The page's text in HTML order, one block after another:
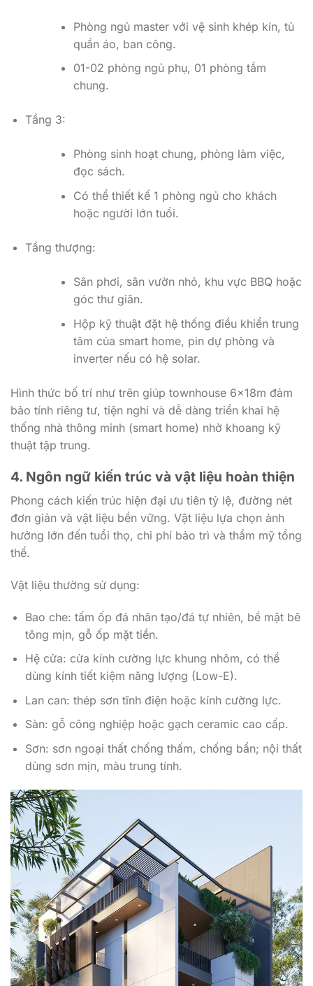
Phòng ngủ master với vệ sinh khép kín, tủ
quần áo, ban công.
01-02 phòng ngủ phụ, 01 phòng tắm
chung.
Tầng 3:
Phòng sinh hoạt chung, phòng làm việc,
đọc sách.
Có thể thiết kế 1 phòng ngủ cho khách
hoặc người lớn tuổi.
Tầng thượng:
Sân phơi, sân vườn nhỏ, khu vực BBQ hoặc
góc thư giãn.
Hộp kỹ thuật đặt hệ thống điều khiển trung
tâm của smart home, pin dự phòng và
inverter nếu có hệ solar.
Hình thức bố trí như trên giúp townhouse 6x18m đảm
bảo tính riêng tư, tiện nghi và dễ dàng triển khai hệ
thống nhà thông minh (smart home) nhờ khoang kỹ
thuật tập trung.
4. Ngôn ngữ kiến trúc và vật liệu hoàn thiện
Phong cách kiến trúc hiện đại ưu tiên tỷ lệ, đường nét
đơn giản và vật liệu bền vững. Vật liệu lựa chọn ảnh
hưởng lớn đến tuổi thọ, chi phí bảo trì và thẩm mỹ tổng
thể.
Vật liệu thường sử dụng:
Bao che: tấm ốp đá nhân tạo/đá tự nhiên, bề mặt bê
tông mịn, gỗ ốp mặt tiền.
Hệ cửa: cửa kính cường lực khung nhôm, có thể
dùng kính tiết kiệm năng lượng (Low-E).
Lan can: thép sơn tĩnh điện hoặc kính cường lực.
Sàn: gỗ công nghiệp hoặc gạch ceramic cao cấp.
Sơn: sơn ngoại thất chống thấm, chống bẩn; nội thất
dùng sơn mịn, màu trung tính.